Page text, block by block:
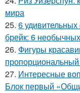
мира
25. 6
брейк: 6
26. Фигуры
27. Интересные
Блок первый